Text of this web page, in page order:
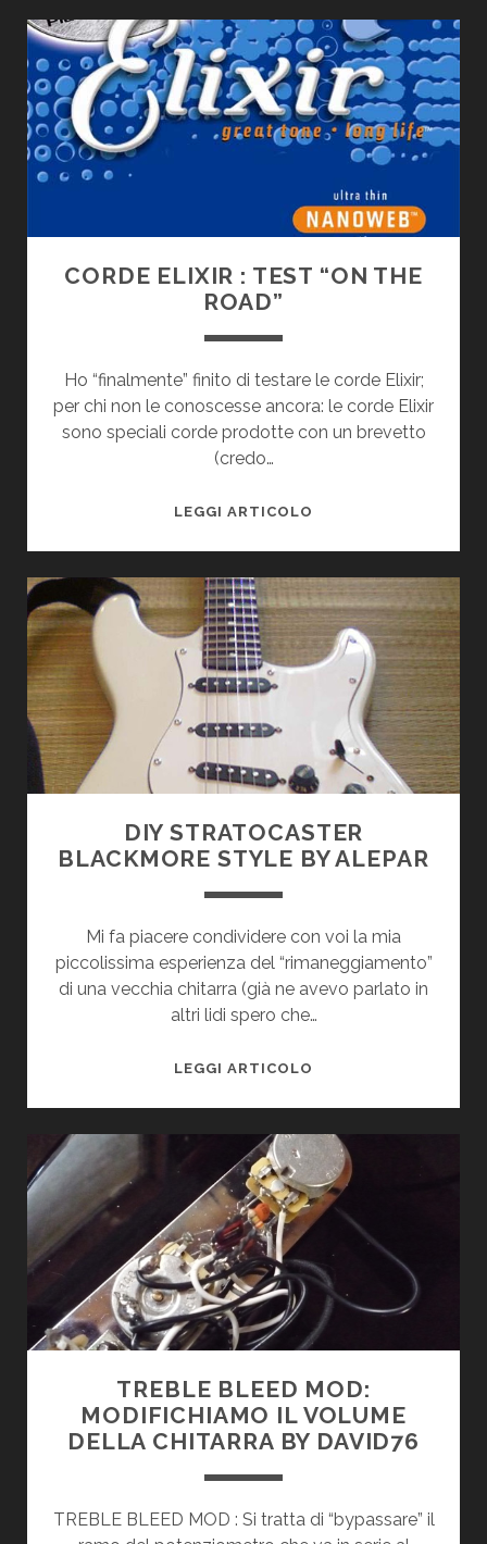
CORDE ELIXIR : TEST “ON THE
ROAD”
Ho “finalmente” finito di testare le corde Elixir;
per chi non le conoscesse ancora: le corde Elixir
sono speciali corde prodotte con un brevetto
(credo…
LEGGI ARTICOLO
TEST
“ON
THE
ROAD”
DIY STRATOCASTER
BLACKMORE STYLE BY ALEPAR
Mi fa piacere condividere con voi la mia
piccolissima esperienza del “rimaneggiamento”
di una vecchia chitarra (già ne avevo parlato in
altri lidi spero che…
LEGGI ARTICOLO
STYLE
BY
ALEPAR
TREBLE BLEED MOD:
MODIFICHIAMO IL VOLUME
DELLA CHITARRA BY DAVID76
TREBLE BLEED MOD : Si tratta di “bypassare” il